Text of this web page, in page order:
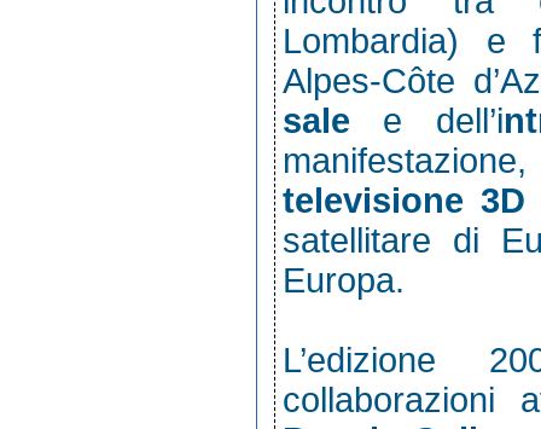
Lombardia) e
Alpes-Côte
sale e dell’i
televisione 3D
satellitare di
Europa.
L’edizione
collaborazioni